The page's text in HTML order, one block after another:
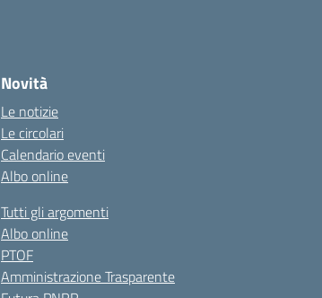
Novità
Le notizie
Le circolari
Calendario eventi
Albo online
Tutti gli argomenti
Albo online
PTOF
Amministrazione Trasparente